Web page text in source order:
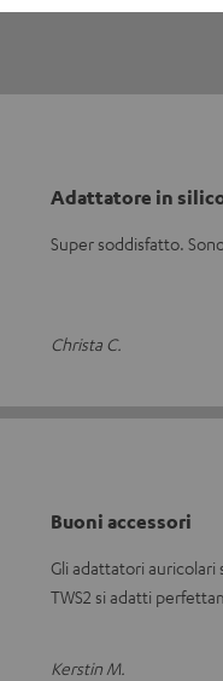
Adattatore in
Super soddisfatto.
Christa C.
Buoni accessori
Gli adattatori auricolari
TWS2 si adatti
Kerstin M.